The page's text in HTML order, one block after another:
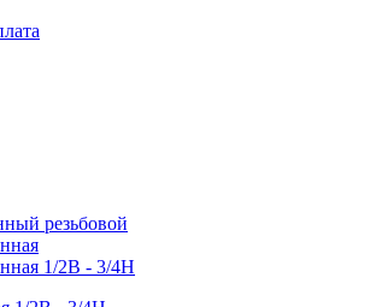
резьбовой
1/2В - 3/4Н